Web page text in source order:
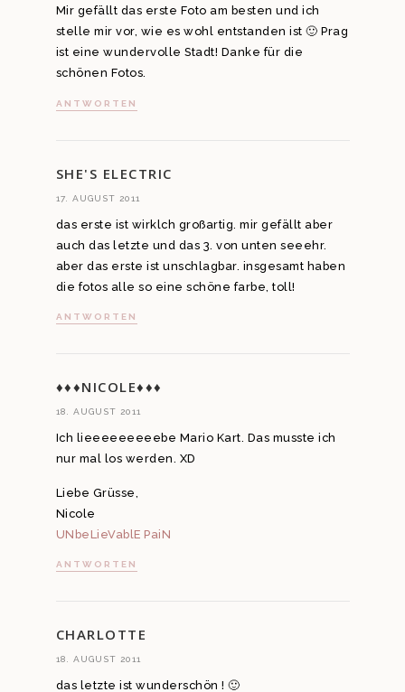
Mir gefällt das erste Foto am besten und ich
stelle mir vor, wie es wohl entstanden ist 🙂 Prag
ist eine wundervolle Stadt! Danke für die
schönen Fotos.
ANTWORTEN
SHE'S ELECTRIC
17. AUGUST 2011
das erste ist wirklch großartig. mir gefällt aber
auch das letzte und das 3. von unten seeehr.
aber das erste ist unschlagbar. insgesamt haben
die fotos alle so eine schöne farbe, toll!
ANTWORTEN
♦♦♦NICOLE♦♦♦
18. AUGUST 2011
Ich lieeeeeeeeebe Mario Kart. Das musste ich
nur mal los werden. XD
Liebe Grüsse,
Nicole
UNbeLieVablE PaiN
ANTWORTEN
CHARLOTTE
18. AUGUST 2011
das letzte ist wunderschön ! 🙂